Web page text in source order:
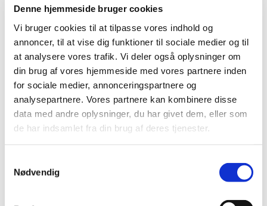
Denne hjemmeside bruger cookies
Vi bruger cookies til at tilpasse vores indhold og
annoncer, til at vise dig funktioner til sociale medier og til
at analysere vores trafik. Vi deler også oplysninger om
din brug af vores hjemmeside med vores partnere inden
for sociale medier, annonceringspartnere og
analysepartnere. Vores partnere kan kombinere disse
data med andre oplysninger, du har givet dem, eller som
de har indsamlet fra din brug af deres tjenester.
Nødvendig